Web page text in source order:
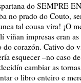
do SEMPRE
no prado do Couto,
tal cousa vira! ¡O
impresas eran
do corazón. Cativo do
esquecer –no caso
cambiar as
o libro enteiro e